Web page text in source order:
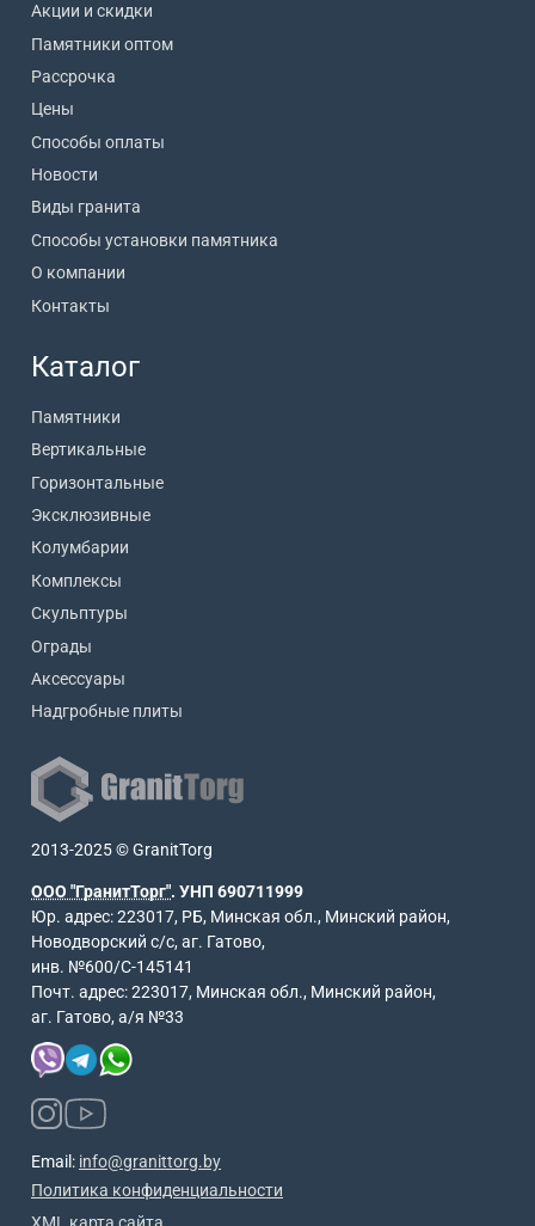
2013-2025 © GranitTorg
ООО "ГранитТорг". УНП 690711999
Юр. адрес: 223017, РБ, Минская обл., Минский район,
Новодворский с/с, аг. Гатово,
инв. №600/С-145141
Почт. адрес: 223017, Минская обл., Минский район,
аг. Гатово, а/я №33
Email: info@granittorg.by
Политика конфиденциальности
Каталог
Памятники
Вертикальные
Горизонтальные
Эксклюзивные
Колумбарии
Комплексы
Скульптуры
Ограды
Аксессуары
Надгробные плиты
Акции и скидки
Памятники оптом
Рассрочка
Цены
Способы оплаты
Новости
Виды гранита
Способы установки памятника
О компании
Контакты